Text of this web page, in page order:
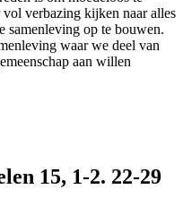
verbazing kijken naar alles
samenleving op te bouwen.
waar we deel van
aan willen
15, 1-2. 22-29